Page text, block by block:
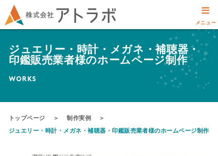
≡
メニュー
ジュエリー・時計・メガネ・補聴器・
印鑑販売業者様のホームページ制作
WORKS
トップページ ＞制作実例
＞
ジュエリー・時計・メガネ・補聴器・印鑑販売業者様のホームページ制作